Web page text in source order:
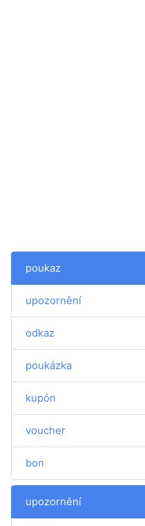
poukaz
upozornění
odkaz
poukázka
kupón
voucher
bon
upozornění